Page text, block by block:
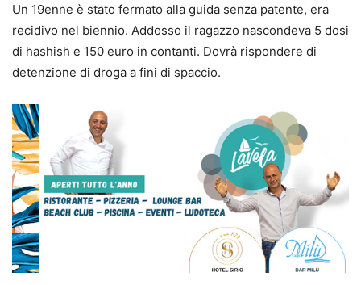
Un 19enne è stato fermato alla guida senza patente, era
recidivo nel biennio. Addosso il ragazzo nascondeva 5 dosi
di hashish e 150 euro in contanti. Dovrà rispondere di
detenzione di droga a fini di spaccio.